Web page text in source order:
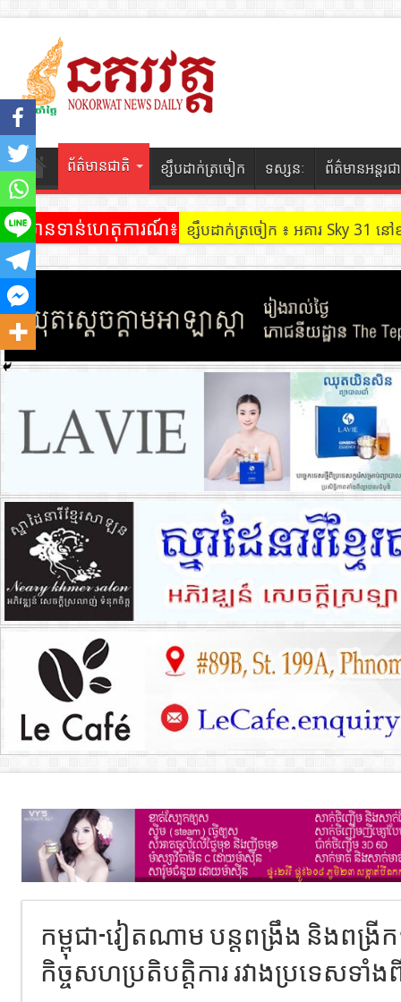
ព័ត៌មានជាតិ ខ្សឹបដាក់ត្រចៀក ទស្សនៈ ព័ត៌មានអន្តរជ
ព័ត៌មានទាន់ហេតុការណ៍៖ ខ្សឹបដាក់ត្រចៀក ៖ អគារ Sky 31
កម្ពុជា-វៀតណាម បន្តពង្រឹង និងពង្
កិច្ចសហប្រតិបត្តិការ រវាងប្រទេសទាំង